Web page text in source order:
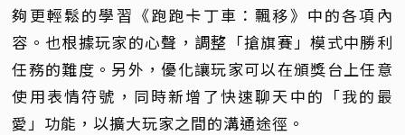
夠更輕鬆的學習《跑跑卡丁車：飄移》中的各項內
容。也根據玩家的心聲，調整「搶旗賽」模式中勝利
任務的難度。另外，優化讓玩家可以在頒獎台上任意
使用表情符號，同時新增了快速聊天中的「我的最
愛」功能，以擴大玩家之間的溝通途徑。